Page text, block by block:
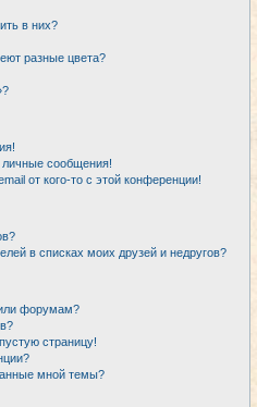
в них?
разные цвета?
сообщения!
от кого-то с этой конференции!
в списках моих друзей и недругов?
форумам?
страницу!
мной темы?